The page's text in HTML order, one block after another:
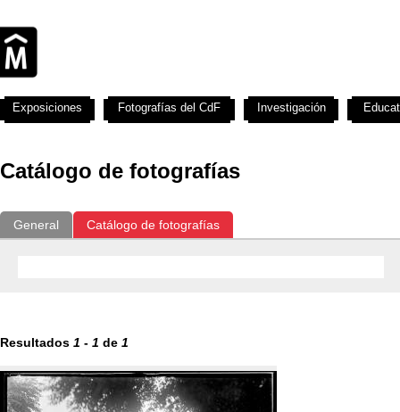
Catálogo de fotografías
General Catálogo de fotografías
Resultados 1 - 1 de 1
Exposiciones Fotografías del CdF Investigación